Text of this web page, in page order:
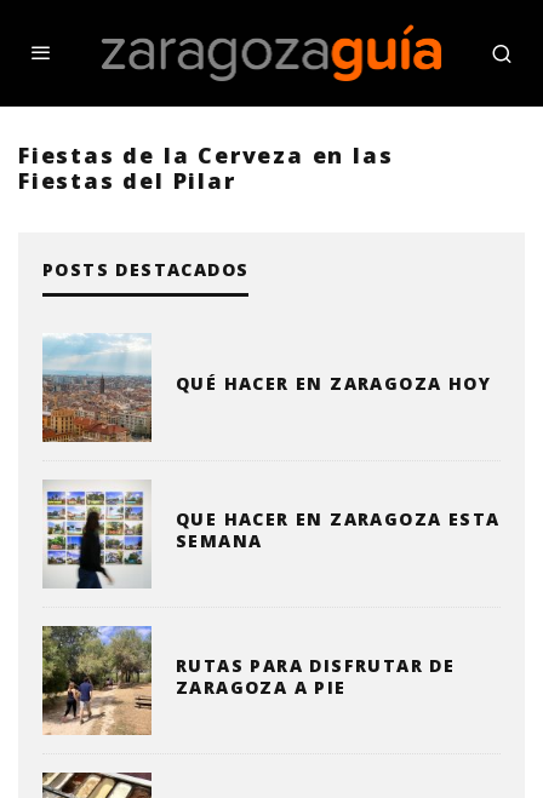
Fiestas de la Cerveza en las
Fiestas del Pilar
POSTS DESTACADOS
QUÉ HACER EN ZARAGOZA HOY
QUE HACER EN ZARAGOZA ESTA
SEMANA
RUTAS PARA DISFRUTAR DE
ZARAGOZA A PIE